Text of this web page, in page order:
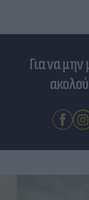
Για να μην